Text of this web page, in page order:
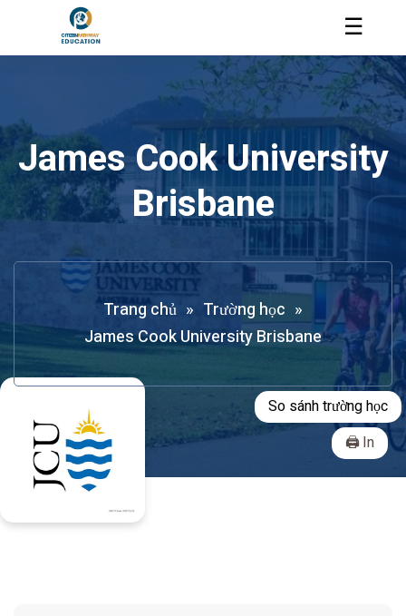
☰
James Cook University
Brisbane
Trang chủ » Trường học »
James Cook University Brisbane
So sánh trường học
In